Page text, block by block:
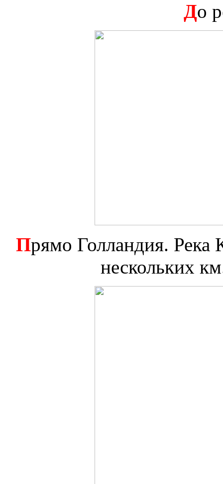
До
Прямо Голландия. Река
нескольких